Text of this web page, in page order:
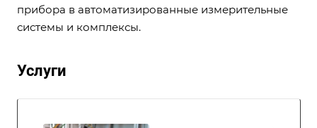
прибора в автоматизированные измерительные
системы и комплексы.
Услуги